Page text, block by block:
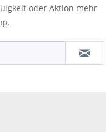
oder Aktion mehr